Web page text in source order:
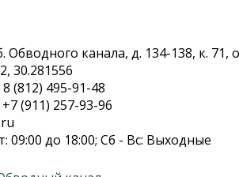
Обводного канала, д. 134-138, к. 71,
30.281556
(812) 495-91-48
(911) 257-93-96
09:00 до 18:00; Сб - Вс: Выходные